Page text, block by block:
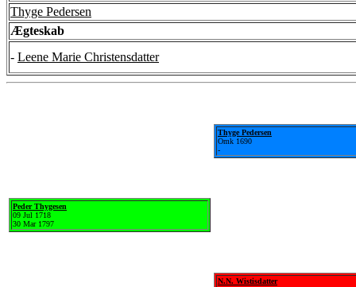
Thyge Pedersen
Ægteskab
- Leene Marie Christensdatter
Peder Thygesen
09 Jul 1718
30 Mar 1797
Thyge Pedersen
Omk 1690
-
N.N. Wistisdatter